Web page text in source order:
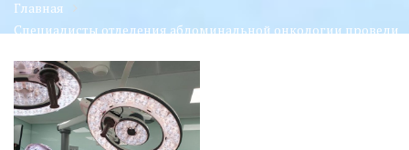
Главная
Специалисты отделения абдоминальной онкологии провели